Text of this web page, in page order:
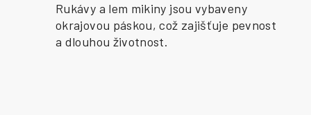
Rukávy a lem mikiny jsou vybaveny
okrajovou páskou, což zajišťuje pevnost
a dlouhou životnost.